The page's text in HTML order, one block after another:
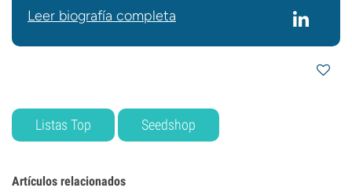
Leer biografía completa
Listas Top Seedshop
Artículos relacionados